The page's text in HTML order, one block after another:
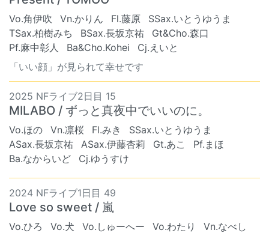
Vo.角伊吹 Vn.かりん Fl.藤原
SSax.いとうゆうま
TSax.柏樹みち
BSax.長坂京祐
Gt&Cho.森口
Pf.麻中彰人
Ba&Cho.Kohei
Cj.えいと
「いい顔」が見られて幸せです
2025 NFライブ2日目 15
MILABO / ずっと真夜中でいいのに。
Vo.ほの Vn.凛桜 Fl.みき
SSax.いとうゆうま
ASax.長坂京祐
ASax.伊藤杏莉 Gt.あこ
Pf.まほ
Ba.なからいど
Cj.ゆうすけ
2024 NFライブ1日目 49
Love so sweet / 嵐
Vo.ひろ Vo.犬 Vo.しゅーへー Vo.わたり
Vn.なべし